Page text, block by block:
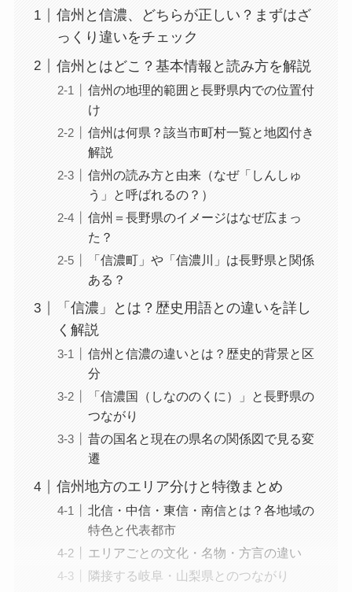
信州と信濃、どちらが正しい？まずはざ
っくり違いをチェック
信州とはどこ？基本情報と読み方を解説
信州の地理的範囲と長野県内での位置付
け
信州は何県？該当市町村一覧と地図付き
解説
信州の読み方と由来（なぜ「しんしゅ
う」と呼ばれるの？）
信州＝長野県のイメージはなぜ広まっ
た？
「信濃町」や「信濃川」は長野県と関係
ある？
「信濃」とは？歴史用語との違いを詳し
く解説
信州と信濃の違いとは？歴史的背景と区
分
「信濃国（しなののくに）」と長野県の
つながり
昔の国名と現在の県名の関係図で見る変
遷
信州地方のエリア分けと特徴まとめ
北信・中信・東信・南信とは？各地域の
特色と代表都市
エリアごとの文化・名物・方言の違い
隣接する岐阜・山梨県とのつながり